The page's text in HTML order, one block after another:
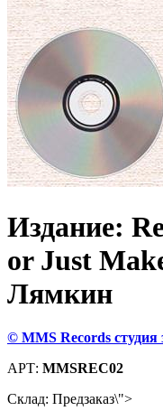
Издание:
or Just
Лямкин
© MMS Records студия
АРТ: MMSREC02
Склад: Предзаказ\">